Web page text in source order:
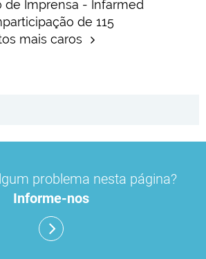
de Imprensa - Infarmed
de 115
mais caros
problema nesta página?
Informe-nos